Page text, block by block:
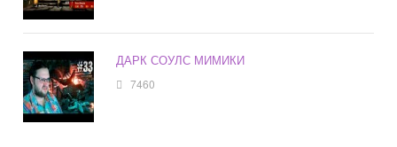
ДАРК СОУЛС МИМИКИ
7460